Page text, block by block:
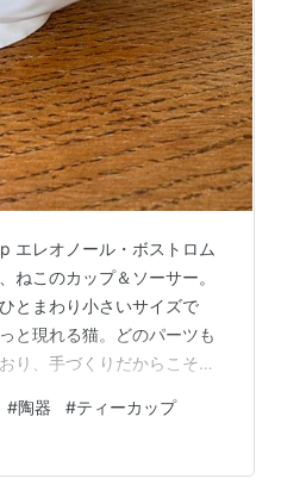
エレオノール・ボストロム
ねこのカップ＆ソーサー。
とまわり小さいサイズで
と現れる猫。どのパーツも
り、手づくりだからこその
レオノール・ボストロム
ねこのティーカップです。
続けている彼女が「猫」を
#陶器 #ティーカップ